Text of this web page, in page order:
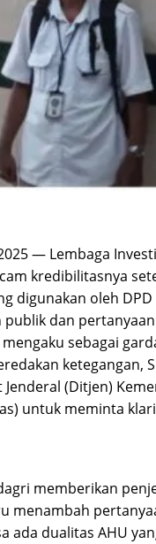
— Lembaga
kredibilitasnya
digunakan oleh
publik dan
sebagai
ketegangan,
(Ditjen)
untuk meminta
memberikan
menambah
ada dualitas AHU